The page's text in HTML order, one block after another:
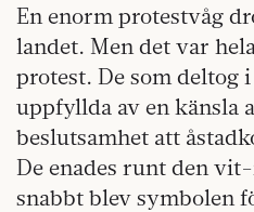
En enorm protestvåg
landet. Men det var
protest. De som deltog
uppfyllda av en känsla
beslutsamhet att
De enades runt den
snabbt blev symbolen